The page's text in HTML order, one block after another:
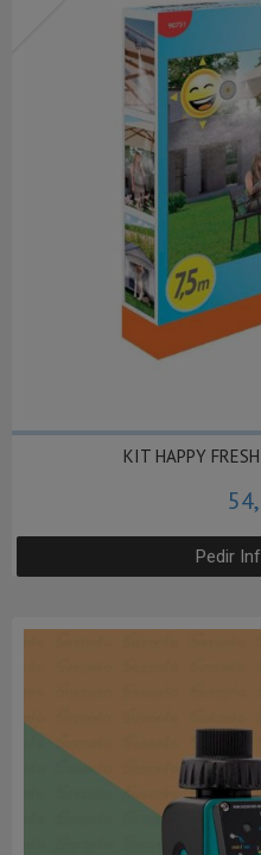
KIT HAPPY
Pedir